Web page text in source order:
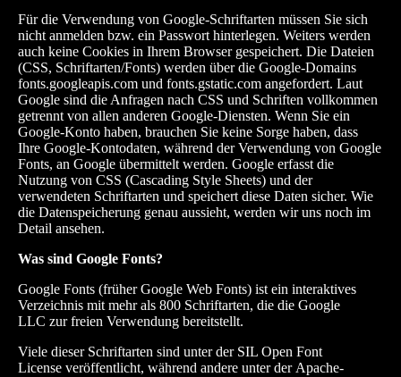
Für die Verwendung von Google-Schriftarten müssen Sie sich
nicht anmelden bzw. ein Passwort hinterlegen. Weiters werden
auch keine Cookies in Ihrem Browser gespeichert. Die Dateien
(CSS, Schriftarten/Fonts) werden über die Google-Domains
fonts.googleapis.com und fonts.gstatic.com angefordert. Laut
Google sind die Anfragen nach CSS und Schriften vollkommen
getrennt von allen anderen Google-Diensten. Wenn Sie ein
Google-Konto haben, brauchen Sie keine Sorge haben, dass
Ihre Google-Kontodaten, während der Verwendung von Google
Fonts, an Google übermittelt werden. Google erfasst die
Nutzung von CSS (Cascading Style Sheets) und der
verwendeten Schriftarten und speichert diese Daten sicher. Wie
die Datenspeicherung genau aussieht, werden wir uns noch im
Detail ansehen.
Was sind Google Fonts?
Google Fonts (früher Google Web Fonts) ist ein interaktives
Verzeichnis mit mehr als 800 Schriftarten, die die Google
LLC zur freien Verwendung bereitstellt.
Viele dieser Schriftarten sind unter der SIL Open Font
License veröffentlicht, während andere unter der Apache-